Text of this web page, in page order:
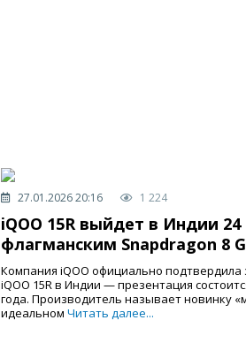
27.01.2026 20:16 1 224
iQOO 15R выйдет в Индии
флагманским Snapdragon 8
Компания iQOO официально подтвердила
iQOO 15R в Индии — презентация
года. Производитель называет новинку
идеальномЧитать далее...